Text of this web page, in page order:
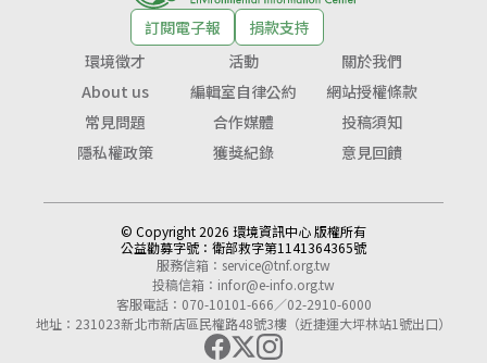
訂閱電子報
捐款支持
環境徵才
活動
關於我們
About us
編輯室自律公約
網站授權條款
常見問題
合作媒體
投稿須知
隱私權政策
獲獎紀錄 意見回饋
© Copyright 2026 環境資訊中心 版權所有
公益勸募字號： 衛部救字第1141364365號
服務信箱： service@tnf.org.tw
投稿信箱： infor@e-info.org.tw
客服電話：070-10101-666／02-2910-6000
地址：231023新北市新店區民權路48號3樓（近捷運大坪林站1號出口）